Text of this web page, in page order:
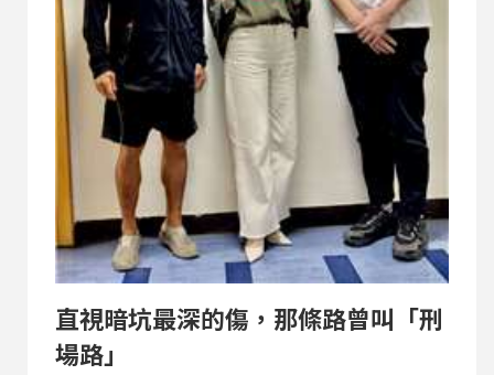
經銷與配送據點。不少香港旅客來台時特地購買，
也有海外華人透過網路下單，只為了重新找回記憶
中的台灣味。有些旅居海...
直視暗坑最深的傷，那條路曾叫「刑
場路」